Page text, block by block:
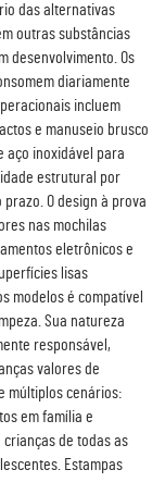
das alternativas
outras substâncias
desenvolvimento. Os
diariamente
incluem
e manuseio brusco
aço inoxidável para
estrutural por
O design à prova
nas mochilas
eletrônicos e
lisas
modelos é compatível
Sua natureza
responsável,
valores de
múltiplos cenários:
em família e
de todas as
Estampas